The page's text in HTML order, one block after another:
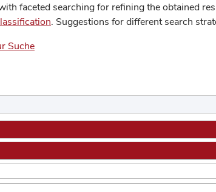
faceted searching for refining the obtained
. Suggestions for different search
Suche